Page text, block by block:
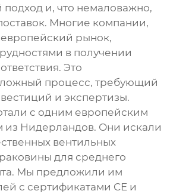
и, что немаловажно,
Многие компании,
рынок,
в получении
Это
процесс, требующий
и экспертизы.
с одним европейским
из Нидерландов. Они искали
вентильных
для среднего
Мы предложили им
с сертификатами CE и